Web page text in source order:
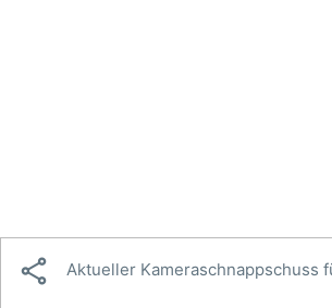
 Aktueller Kameraschnappschuss